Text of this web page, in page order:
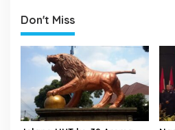
v
i
g
t
i
Don't Miss